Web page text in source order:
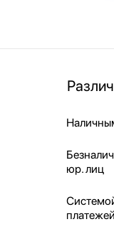
юр. лиц
платежей